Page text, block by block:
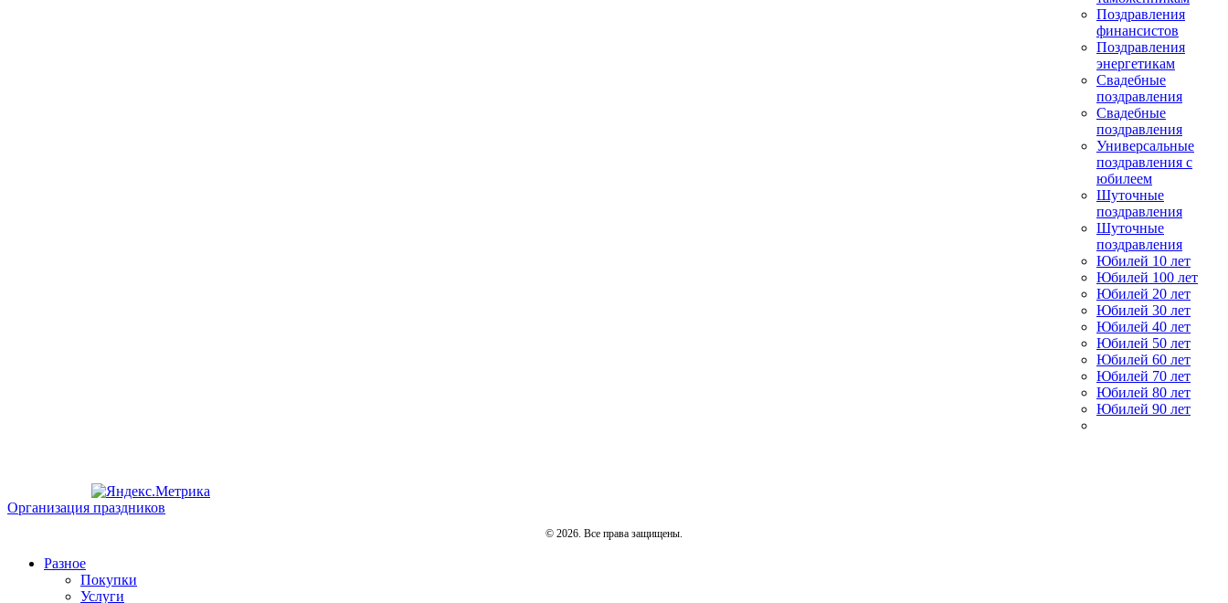
Поздравления
финансистов
Поздравления
энергетикам
Свадебные
поздравления
Свадебные
поздравления
Универсальные
поздравления с
юбилеем
Шуточные
поздравления
Шуточные
поздравления
Юбилей 10 лет
Юбилей 100 лет
Юбилей 20 лет
Юбилей 30 лет
Юбилей 40 лет
Юбилей 50 лет
Юбилей 60 лет
Юбилей 70 лет
Юбилей 80 лет
Юбилей 90 лет
Организация праздников
© 2026. Все права защищены.
Разное
Покупки
Услуги